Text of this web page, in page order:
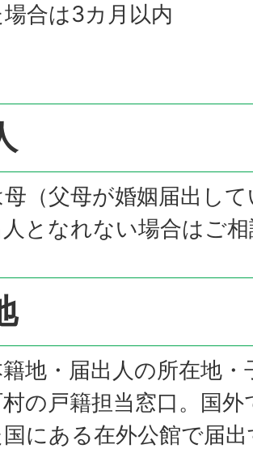
合は3カ月以内
（父母が婚姻届出し
となれない場合はご
地・届出人の所在地
の戸籍担当窓口。国
にある在外公館で届